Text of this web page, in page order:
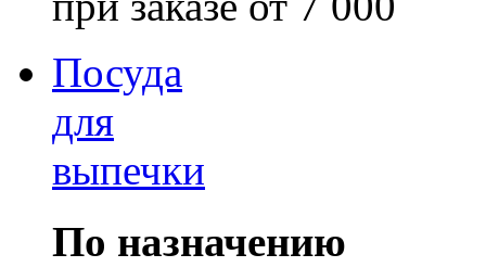
Посуда
для
выпечки
По назначению